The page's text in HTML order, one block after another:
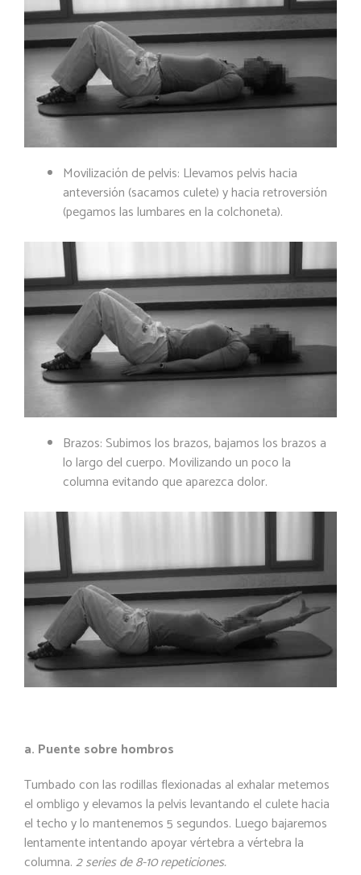
Movilización de pelvis: Llevamos pelvis hacia
anteversión (sacamos culete) y hacia retroversión
(pegamos las lumbares en la colchoneta).
Brazos: Subimos los brazos, bajamos los brazos a
lo largo del cuerpo. Movilizando un poco la
columna evitando que aparezca dolor.
a. Puente sobre hombros
Tumbado con las rodillas flexionadas al exhalar metemos
el ombligo y elevamos la pelvis levantando el culete hacia
el techo y lo mantenemos 5 segundos. Luego bajaremos
lentamente intentando apoyar vértebra a vértebra la
columna.2 series de 8-10 repeticiones.